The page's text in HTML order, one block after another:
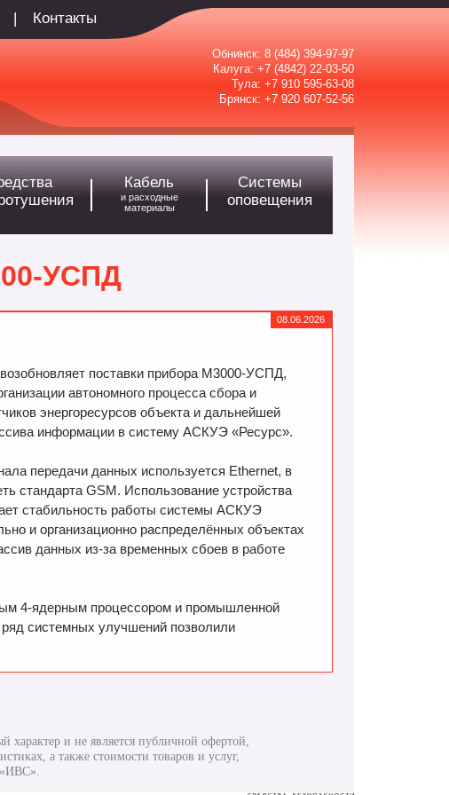
| Контакты
Обнинск: 8 (484) 394-97-97
Калуга: +7 (4842) 22-03-50
Тула: +7 910 595-63-08
Брянск: +7 920 607-52-56
Кабель
и расходные
материалы
Системы
оповещения
УСПД
08.06.2026
поставки прибора М3000-УСПД,
автономного процесса сбора и
энергоресурсов объекта и дальнейшей
информации в систему АСКУЭ «Ресурс».
передачи данных используется Ethernet, в
стандарта GSM. Использование устройства
стабильность работы системы АСКУЭ
и организационно распределённых объектах
данных из-за временных сбоев в работе
4-ядерным процессором и промышленной
системных улучшений позволили
и не является публичной офертой,
а также стоимости товаров и услуг,